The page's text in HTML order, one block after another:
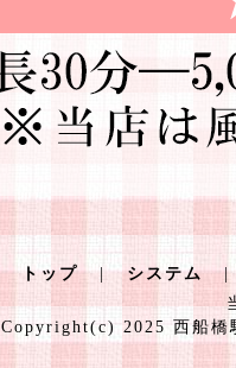
トップ|システム
Copyright(c) 2025 西船橋